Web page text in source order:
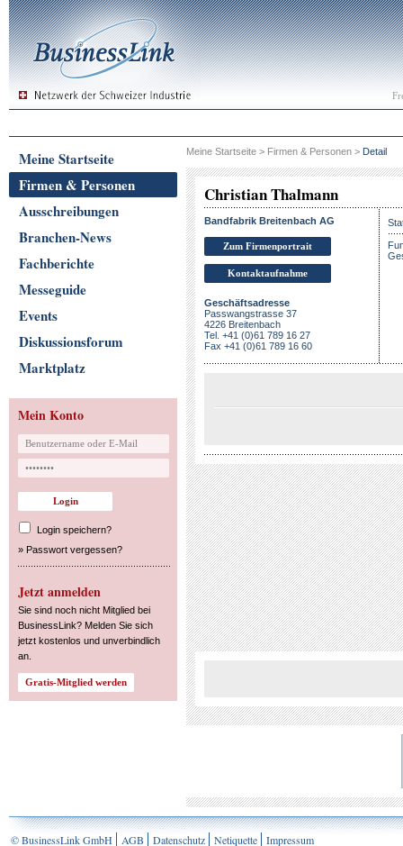
Meine Startseite
Firmen & Personen
Ausschreibungen
Branchen-News
Fachberichte
Messeguide
Events
Diskussionsforum
Marktplatz
Mein Konto
Login speichern?
» Passwort vergessen?
Jetzt anmelden
Sie sind noch nicht Mitglied bei
BusinessLink? Melden Sie sich
jetzt kostenlos und unverbindlich
an.
Meine Startseite > Firmen & Personen > Detail
Christian Thalmann
Bandfabrik Breitenbach AG
Zum Firmenportrait
Kontaktaufnahme
Geschäftsadresse
Passwangstrasse 37
4226 Breitenbach
Tel. +41 (0)61 789 16 27
Fax +41 (0)61 789 16 60
© BusinessLink GmbH AGB Datenschutz Netiquette Impressum